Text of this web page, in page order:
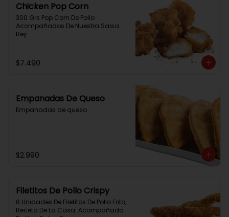
Chicken Pop Corn
300 Grs Pop Corn De Pollo
Acompañados De Nuestra Salsa
Rey
$7.490
Empanadas De Queso
Empanadas de queso
$2.990
Filetitos De Pollo Crispy
8 Unidades De Filetitos De Pollo Frito,
Receta De La Casa. Acompañado